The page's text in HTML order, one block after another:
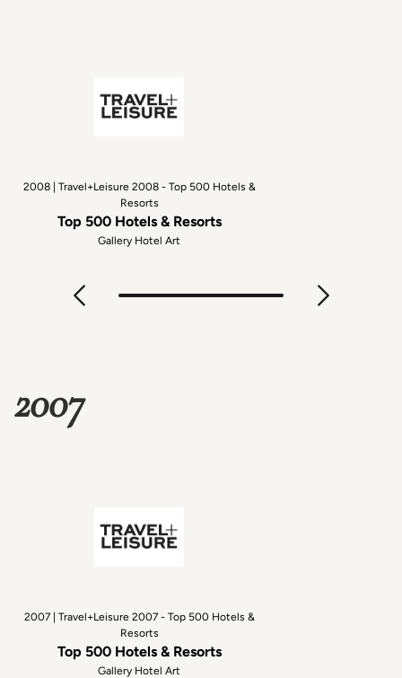
2008 | Travel+Leisure 2008 - Top 500 Hotels &
Resorts
Top 500 Hotels & Resorts
Gallery Hotel Art
2007
2007 | Travel+Leisure 2007 - Top 500 Hotels &
Resorts
Top 500 Hotels & Resorts
Gallery Hotel Art